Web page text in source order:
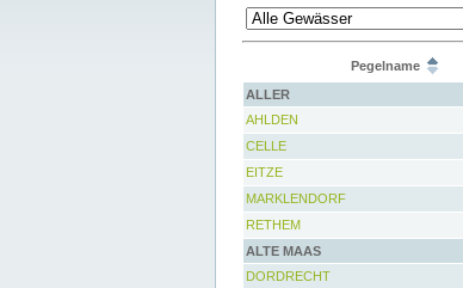
Pegelname
ALLER
AHLDEN
CELLE
EITZE
MARKLENDORF
RETHEM
ALTE MAAS
DORDRECHT